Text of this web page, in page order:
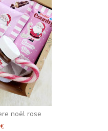
noël rose